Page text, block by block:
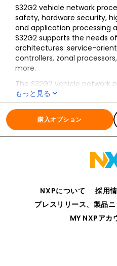
S32G2 vehicle network
safety, hardware security,
and application processing
S32G2 supports the needs
architectures: service-
controllers, zonal
more.
The S32G2 vehicle network
by a broad range of
comprised of Reference
and Premium Software, in
S32 Design Studio IDE.
もっと見る
全ての情報 S32G2
購入オプション
NXPについて 採用
プレスリリース、製品
MY NXPアカ